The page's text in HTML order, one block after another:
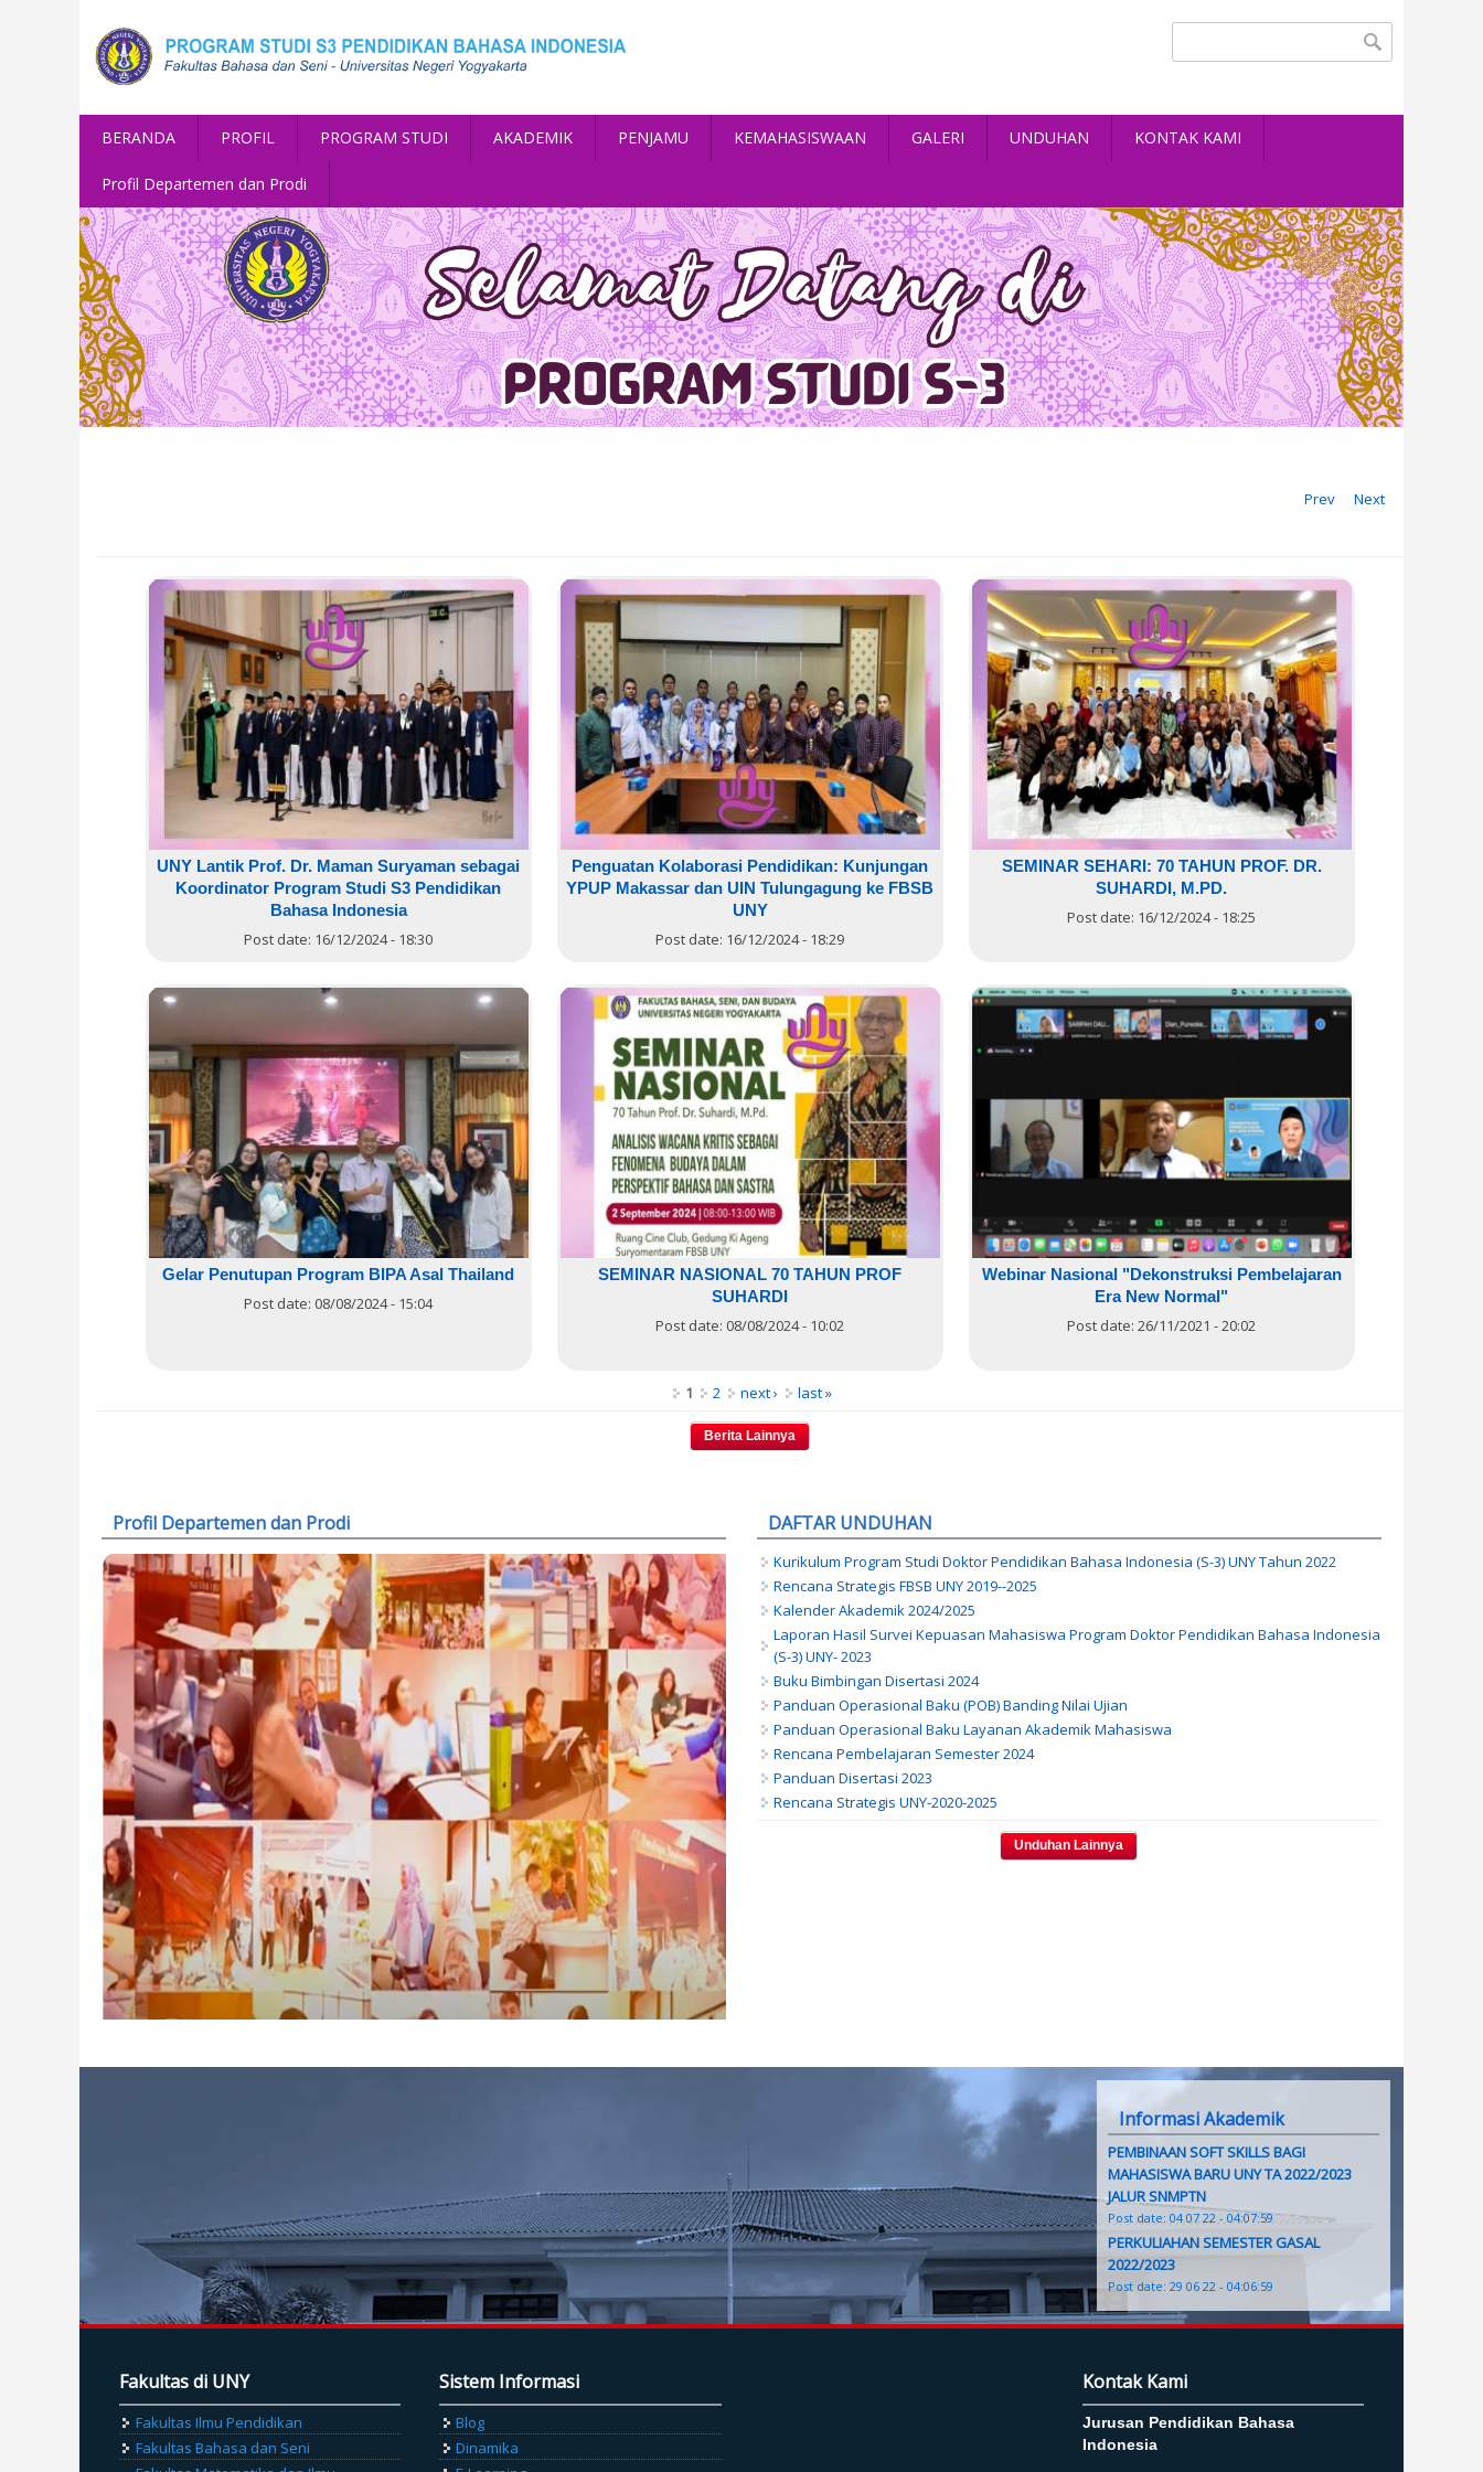
Search form
BERANDA PROFIL PROGRAM STUDI AKADEMIK PENJAMU KEMAHASISWAAN GALERI UNDUHAN KONTAK KAMI
Profil Departemen dan Prodi
Prev Next
UNY Lantik Prof. Dr. Maman Suryaman sebagai
Koordinator Program Studi S3 Pendidikan
Bahasa Indonesia
Post date: 16/12/2024 - 18:30
Penguatan Kolaborasi Pendidikan: Kunjungan
YPUP Makassar dan UIN Tulungagung ke FBSB
UNY
Post date: 16/12/2024 - 18:29
SEMINAR SEHARI: 70 TAHUN PROF. DR.
SUHARDI, M.PD.
Post date: 16/12/2024 - 18:25
Gelar Penutupan Program BIPA Asal Thailand
Post date: 08/08/2024 - 15:04
SEMINAR NASIONAL 70 TAHUN PROF
SUHARDI
Post date: 08/08/2024 - 10:02
Webinar Nasional "Dekonstruksi Pembelajaran
Era New Normal"
Post date: 26/11/2021 - 20:02
1 2 next › last »
Profil Departemen dan Prodi DAFTAR UNDUHAN
Kurikulum Program Studi Doktor Pendidikan Bahasa Indonesia (S-3) UNY Tahun 2022
Rencana Strategis FBSB UNY 2019--2025
Kalender Akademik 2024/2025
Laporan Hasil Survei Kepuasan Mahasiswa Program Doktor Pendidikan Bahasa Indonesia
(S-3) UNY- 2023
Buku Bimbingan Disertasi 2024
Panduan Operasional Baku (POB) Banding Nilai Ujian
Panduan Operasional Baku Layanan Akademik Mahasiswa
Rencana Pembelajaran Semester 2024
Panduan Disertasi 2023
Rencana Strategis UNY-2020-2025
Informasi Akademik
PEMBINAAN SOFT SKILLS BAGI
MAHASISWA BARU UNY TA 2022/2023
JALUR SNMPTN
Post date: 04 07 22 - 04:07:59
PERKULIAHAN SEMESTER GASAL
2022/2023
Post date: 29 06 22 - 04:06:59
Fakultas di UNY
Fakultas Ilmu Pendidikan
Fakultas Bahasa dan Seni
Sistem Informasi
Blog
Dinamika
Kontak Kami
Jurusan Pendidikan Bahasa
Indonesia